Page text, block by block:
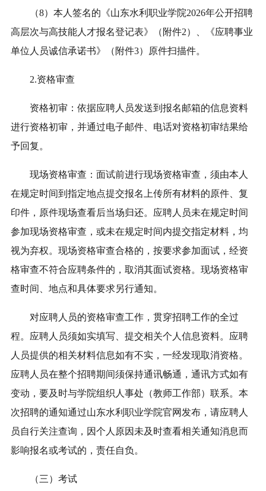
（8）本人签名的《山东水利职业学院2026年公开招聘
高层次与高技能人才报名登记表》（附件2）、《应聘事业
单位人员诚信承诺书》（附件3）原件扫描件。
2.资格审查
资格初审：依据应聘人员发送到报名邮箱的信息资料
进行资格初审，并通过电子邮件、电话对资格初审结果给
予回复。
现场资格审查：面试前进行现场资格审查，须由本人
在规定时间到指定地点提交报名上传所有材料的原件、复
印件，原件现场查看后当场归还。应聘人员未在规定时间
参加现场资格审查，或未在规定时间内提交指定材料，均
视为弃权。现场资格审查合格的，按要求参加面试，经资
格审查不符合应聘条件的，取消其面试资格。现场资格审
查时间、地点和具体要求另行通知。
对应聘人员的资格审查工作，贯穿招聘工作的全过
程。应聘人员须如实填写、提交相关个人信息资料。应聘
人员提供的相关材料信息如有不实，一经发现取消资格。
应聘人员在整个招聘期间须保持通讯畅通，通讯方式如有
变动，要及时与学院组织人事处（教师工作部）联系。本
次招聘的通知通过山东水利职业学院官网发布，请应聘人
员自行关注查询，因个人原因未及时查看相关通知消息而
影响报名或考试的，责任自负。
（三）考试